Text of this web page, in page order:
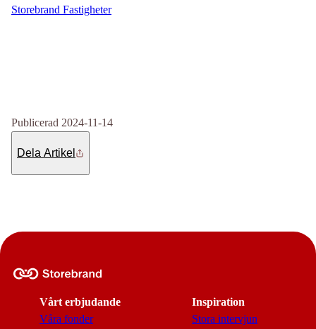
Storebrand Fastigheter
Publicerad 2024-11-14
Dela Artikel
Vårt erbjudande
Våra fonder
Inspiration
Stora intervjun